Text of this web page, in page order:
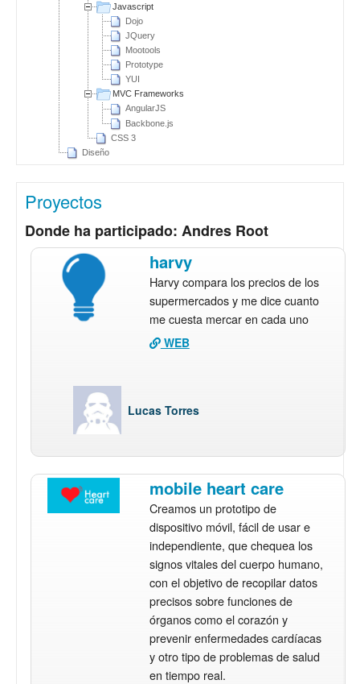
Javascript
Dojo
JQuery
Mootools
Prototype
YUI
MVC Frameworks
AngularJS
Backbone.js
CSS 3
Diseño
Proyectos
Donde ha participado: Andres Root
harvy
Harvy compara los precios de los
supermercados y me dice cuanto
me cuesta mercar en cada uno
WEB
Lucas Torres
mobile heart care
Creamos un prototipo de
dispositivo móvil, fácil de usar e
independiente, que chequea los
signos vitales del cuerpo humano,
con el objetivo de recopilar datos
precisos sobre funciones de
órganos como el corazón y
prevenir enfermedades cardíacas
y otro tipo de problemas de salud
en tiempo real.